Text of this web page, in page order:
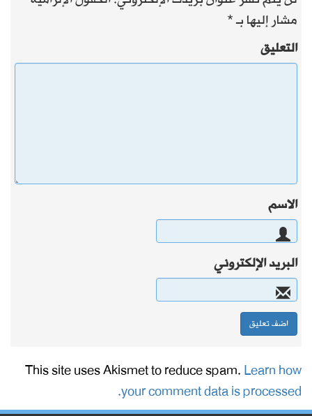
مشار إليها بـ*
التعليق
الاسم
البريد الإلكتروني
This site uses Akismet to reduce spam.Learn how
your comment data is processed.